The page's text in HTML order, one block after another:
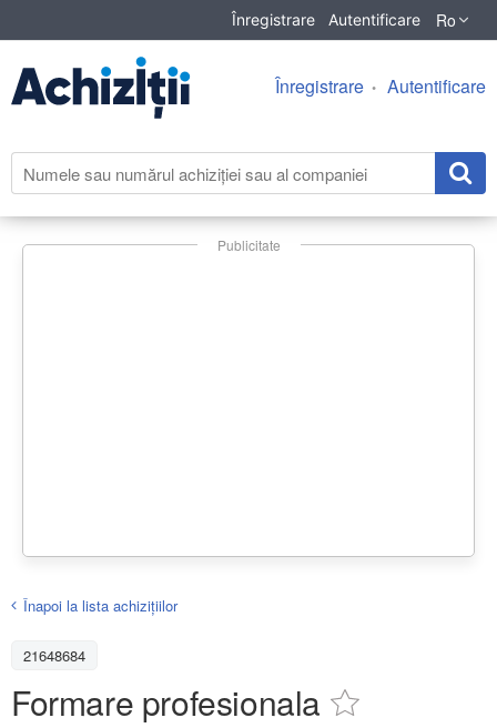
Înregistrare Autentificare Ro
Înregistrare Autentificare
Publicitate
Înapoi la lista achiziţiilor
21648684
Formare profesionala